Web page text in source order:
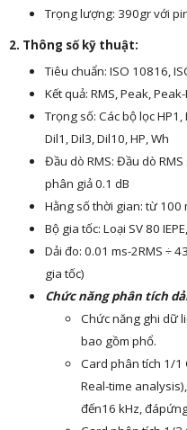
Trọng lượng: 390gr với
2. Thông số kỹ thuật:
Tiêu chuẩn: ISO 10816,
Kết quả: RMS, Peak,
Trọng số: Các bộ lọc HP1,
Dil1, Dil3, Dil10, HP, Wh
Đầu dò RMS: Đầu dò
phân giả 0.1 dB
Hằng số thời gian: từ 100
Bộ gia tốc: Loại SV 80
Dải đo: 0.01 ms-2RMS ÷
gia tốc)
Chức năng phân tích
Chức năng ghi dữ
bao gồm phổ.
Card phân tích 1/1
Real-time
đến16 kHz,